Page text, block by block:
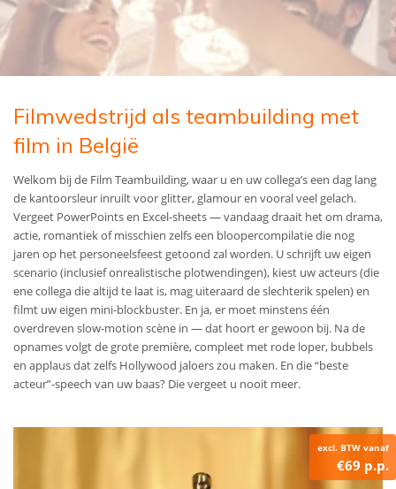
Filmwedstrijd als teambuilding met
film in België
Welkom bij de Film Teambuilding, waar u en uw collega’s een dag lang
de kantoorsleur inruilt voor glitter, glamour en vooral veel gelach.
Vergeet PowerPoints en Excel-sheets — vandaag draait het om drama,
actie, romantiek of misschien zelfs een bloopercompilatie die nog
jaren op het personeelsfeest getoond zal worden. U schrijft uw eigen
scenario (inclusief onrealistische plotwendingen), kiest uw acteurs (die
ene collega die altijd te laat is, mag uiteraard de slechterik spelen) en
filmt uw eigen mini-blockbuster. En ja, er moet minstens één
overdreven slow-motion scène in — dat hoort er gewoon bij. Na de
opnames volgt de grote première, compleet met rode loper, bubbels
en applaus dat zelfs Hollywood jaloers zou maken. En die “beste
acteur”-speech van uw baas? Die vergeet u nooit meer.
excl. BTW vanaf
€69 p.p.